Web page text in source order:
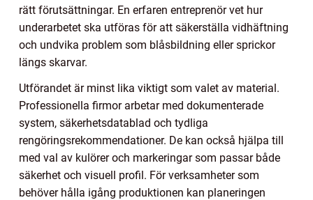
rätt förutsättningar. En erfaren entreprenör vet hur
underarbetet ska utföras för att säkerställa vidhäftning
och undvika problem som blåsbildning eller sprickor
längs skarvar.
Utförandet är minst lika viktigt som valet av material.
Professionella firmor arbetar med dokumenterade
system, säkerhetsdatablad och tydliga
rengöringsrekommendationer. De kan också hjälpa till
med val av kulörer och markeringar som passar både
säkerhet och visuell profil. För verksamheter som
behöver hålla igång produktionen kan planeringen